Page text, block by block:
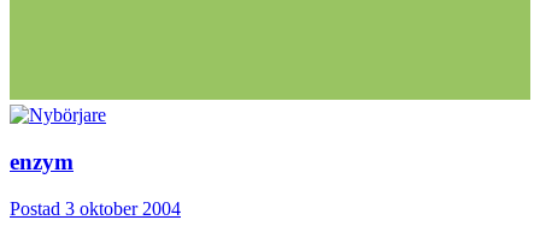
enzym
Postad 3 oktober 2004